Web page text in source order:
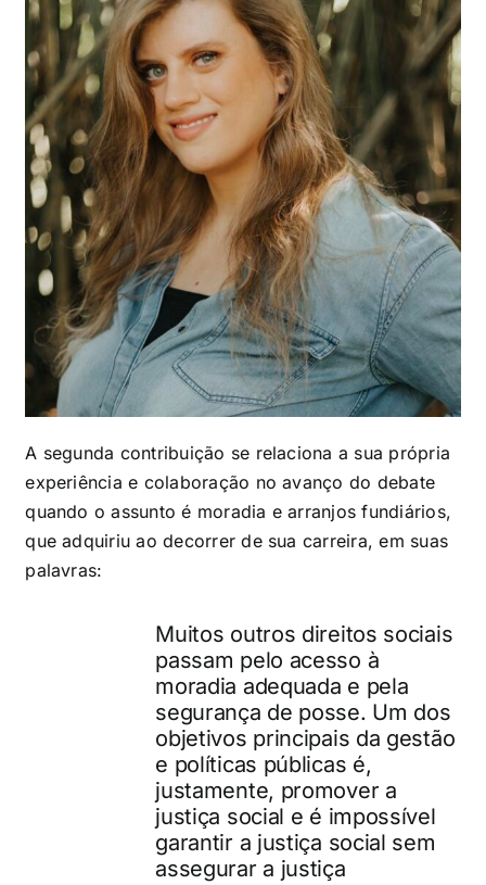
A segunda contribuição se relaciona a sua própria
experiência e colaboração no avanço do debate
quando o assunto é moradia e arranjos fundiários,
que adquiriu ao decorrer de sua carreira, em suas
palavras:
Muitos outros direitos sociais
passam pelo acesso à
moradia adequada e pela
segurança de posse. Um dos
objetivos principais da gestão
e políticas públicas é,
justamente, promover a
justiça social e é impossível
garantir a justiça social sem
assegurar a justiça